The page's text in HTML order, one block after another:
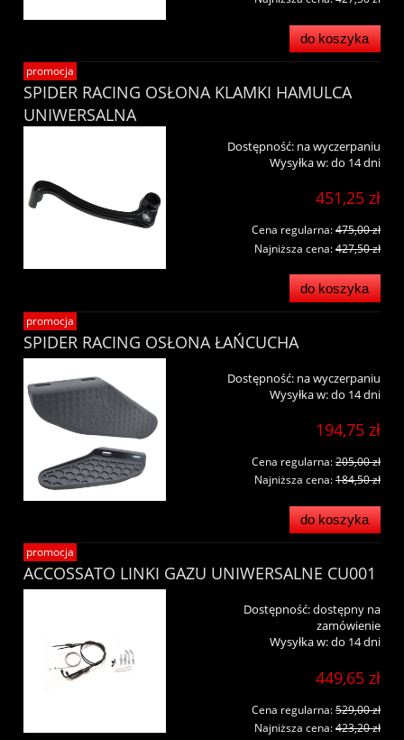
do koszyka
SPIDER RACING OSŁONA KLAMKI HAMULCA
UNIWERSALNA
Dostępność: na wyczerpaniu
Wysyłka w:do 14 dni
451,25 zł
Cena regularna:475,00 zł
Najniższa cena:427,50 zł
do koszyka
promocja
SPIDER RACING OSŁONA ŁAŃCUCHA
Dostępność: na wyczerpaniu
Wysyłka w:do 14 dni
194,75 zł
Cena regularna:205,00 zł
Najniższa cena:184,50 zł
do koszyka
promocja
ACCOSSATO LINKI GAZU UNIWERSALNE CU001
Dostępność:dostępny na
zamówienie
Wysyłka w:do 14 dni
449,65 zł
Cena regularna:529,00 zł
Najniższa cena:423,20 zł
promocja